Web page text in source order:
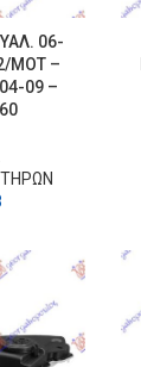
06-
ΜΟΤ –
09 –